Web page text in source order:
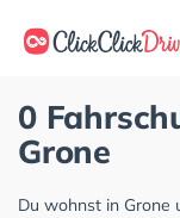
0
Grone
Du wohnst in Grone